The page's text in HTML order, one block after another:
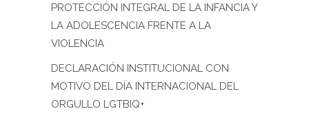
PROTECCIÓN INTEGRAL DE LA INFANCIA Y
LA ADOLESCENCIA FRENTE A LA
VIOLENCIA
DECLARACIÓN INSTITUCIONAL CON
MOTIVO DEL DÍA INTERNACIONAL DEL
ORGULLO LGTBIQ+